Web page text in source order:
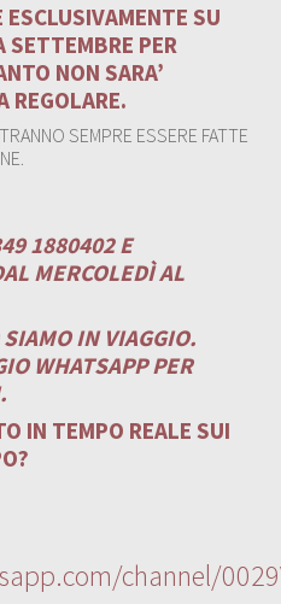
ESCLUSIVAMENTE SU
SETTEMBRE PER
NON SARA’
REGOLARE.
SEMPRE ESSERE FATTE
1880402 E
MERCOLEDÌ AL
IN VIAGGIO.
WHATSAPP PER
IN TEMPO REALE SUI
channel/